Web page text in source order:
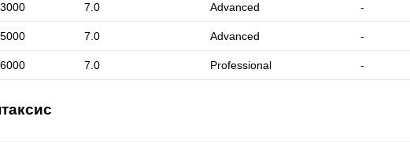
7.0 Advanced -
7.0 Advanced -
7.0 Professional -